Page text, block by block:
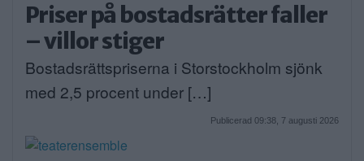
Priser på bostadsrätter faller
– villor stiger
Bostadsrättspriserna i Storstockholm sjönk
med 2,5 procent under […]
Publicerad 09:38, 7 augusti 2026